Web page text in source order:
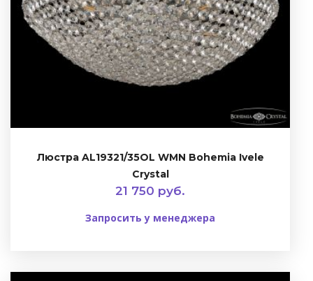
Люстра AL19321/35OL WMN Bohemia Ivele
Crystal
21 750 руб.
Запросить у менеджера